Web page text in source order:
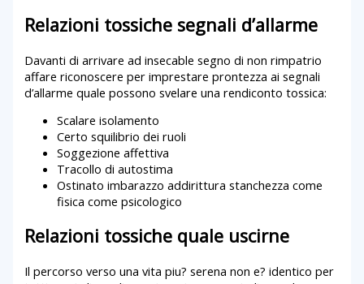
Relazioni tossiche segnali d’allarme
Davanti di arrivare ad insecable segno di non rimpatrio
affare riconoscere per imprestare prontezza ai segnali
d’allarme quale possono svelare una rendiconto tossica:
Scalare isolamento
Certo squilibrio dei ruoli
Soggezione affettiva
Tracollo di autostima
Ostinato imbarazzo addirittura stanchezza come
fisica come psicologico
Relazioni tossiche quale uscirne
Il percorso verso una vita piu? serena non e? identico per